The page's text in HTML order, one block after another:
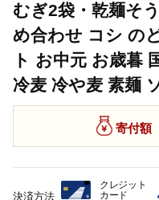
むぎ2袋・乾麺そ
め合わせ コシ の
ト お中元 お歳暮
冷麦 冷や麦 素麺
寄付額
決済方法
クレジット
カード